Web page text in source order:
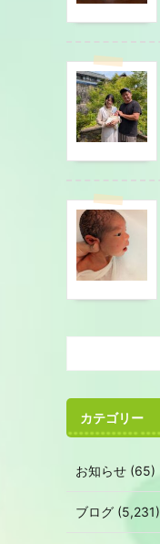
カテゴリー
お知らせ (65)
ブログ (5,231)